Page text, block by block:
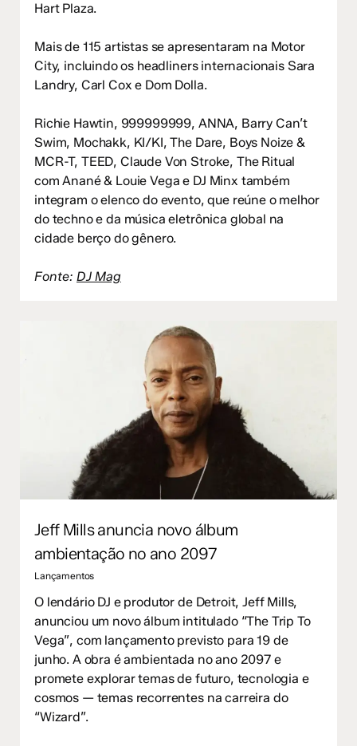
Hart Plaza.
Mais de 115 artistas se apresentaram na Motor
City, incluindo os headliners internacionais Sara
Landry, Carl Cox e Dom Dolla.
Richie Hawtin, 999999999, ANNA, Barry Can’t
Swim, Mochakk, KI/KI, The Dare, Boys Noize &
MCR-T, TEED, Claude Von Stroke, The Ritual
com Anané & Louie Vega e DJ Minx também
integram o elenco do evento, que reúne o melhor
do techno e da música eletrônica global na
cidade berço do gênero.
Fonte: DJ Mag
Jeff Mills anuncia novo álbum
ambientação no ano 2097
Lançamentos
O lendário DJ e produtor de Detroit, Jeff Mills,
anunciou um novo álbum intitulado “The Trip To
Vega”, com lançamento previsto para 19 de
junho. A obra é ambientada no ano 2097 e
promete explorar temas de futuro, tecnologia e
cosmos — temas recorrentes na carreira do
“Wizard”.